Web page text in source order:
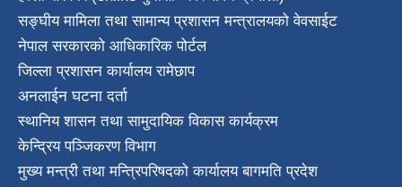
सङ्घीय मामिला तथा सामान्य प्रशासन मन्त्रालयको वेवसाईट
नेपाल सरकारको आधिकारिक पोर्टल
जिल्ला प्रशासन कार्यालय रामेछाप
अनलाईन घटना दर्ता
स्थानिय शासन तथा सामुदायिक विकास कार्यक्रम
केन्द्रिय पञ्जिकरण विभाग
मुख्य मन्त्री तथा मन्त्रिपरिषदको कार्यालय बागमति प्रदेश